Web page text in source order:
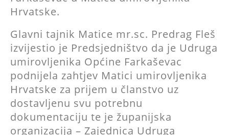
Hrvatske.
Glavni tajnik Matice mr.sc. Predrag Fleš
izvijestio je Predsjedništvo da je Udruga
umirovljenika Općine Farkaševac
podnijela zahtjev Matici umirovljenika
Hrvatske za prijem u članstvo uz
dostavljenu svu potrebnu
dokumentaciju te je županijska
organizacija – Zajednica Udruga